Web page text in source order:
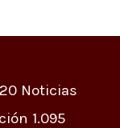
Noticias
1.095